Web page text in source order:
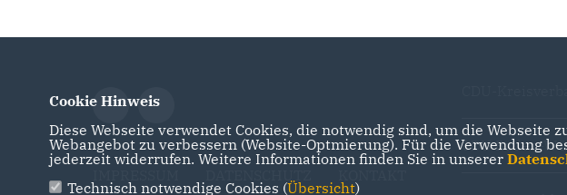
CDU Baden-
Cookie Hinweis
Diese Webseite verwendet Cookies, die notwendig sind, um die
Webangebot zu verbessern (Website-Optmierung). Für die Verwendung
jederzeit widerrufen. Weitere Informationen finden Sie in unserer
Technisch notwendige Cookies (Übersicht)